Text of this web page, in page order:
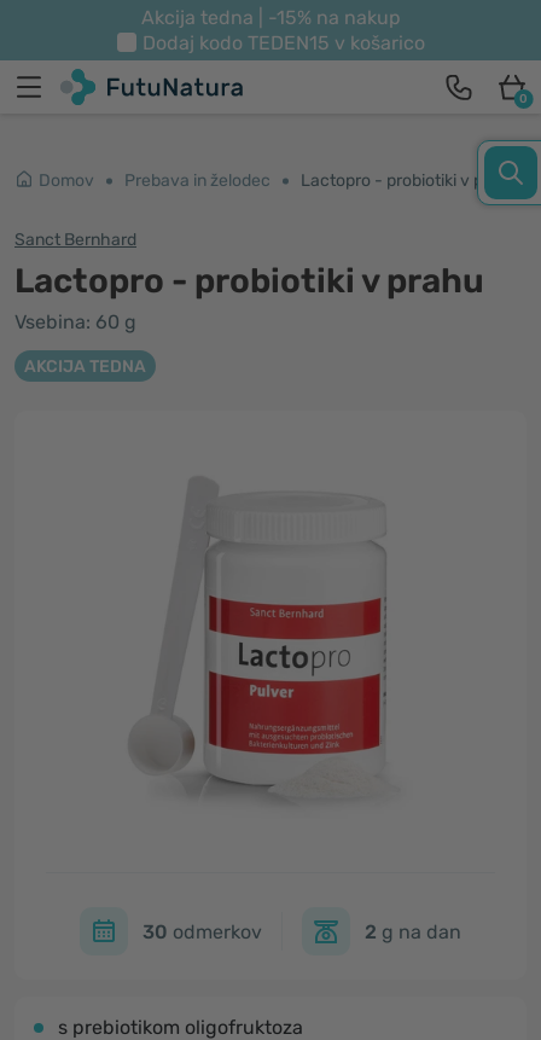
Akcija tedna | -15% na nakup
Dodaj kodo TEDEN15 v košarico
0
Domov Prebava in želodec Lactopro - probiotiki v prahu
Sanct Bernhard
Lactopro - probiotiki v prahu
Vsebina: 60 g
AKCIJA TEDNA
30 odmerkov 2 g na dan
s prebiotikom oligofruktoza